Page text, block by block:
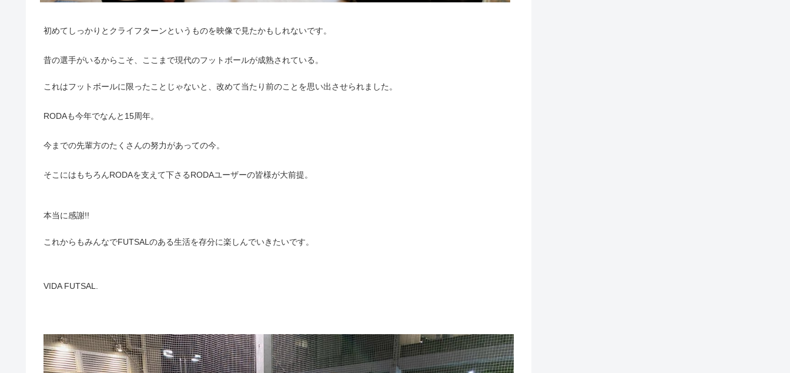
初めてしっかりとクライフターンというものを映像で見たかもしれないです。
昔の選手がいるからこそ、ここまで現代のフットボールが成熟されている。
これはフットボールに限ったことじゃないと、改めて当たり前のことを思い出させられました。
RODAも今年でなんと15周年。
今までの先輩方のたくさんの努力があっての今。
そこにはもちろんRODAを支えて下さるRODAユーザーの皆様が大前提。
本当に感謝!!
これからもみんなでFUTSALのある生活を存分に楽しんでいきたいです。
VIDA FUTSAL.